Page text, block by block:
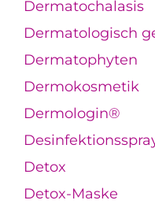
Dermatochalasis
Dermatologisch
Dermatophyten
Dermokosmetik
Dermologin®
Detox
Detox-Maske